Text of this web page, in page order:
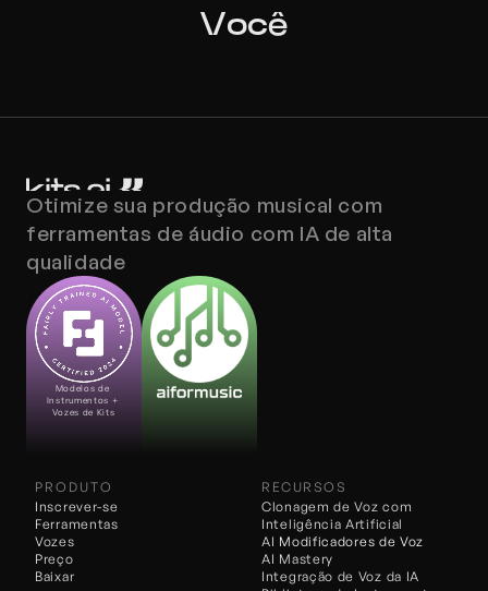
Você
Otimize sua produção musical com
ferramentas de áudio com IA de alta
qualidade
Modelos de
Instrumentos +
Vozes de Kits
PRODUTO
Inscrever-se
Ferramentas
Vozes
Preço
Baixar
RECURSOS
Clonagem de Voz com
Inteligência Artificial
Integração de Voz da IA
AI Modificadores de Voz
AI Mastery